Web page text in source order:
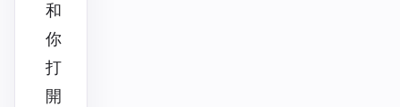
和
你
打
開